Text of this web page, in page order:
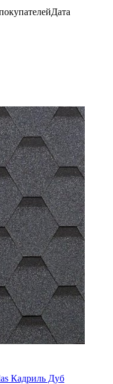
Дата
Кадриль Дуб